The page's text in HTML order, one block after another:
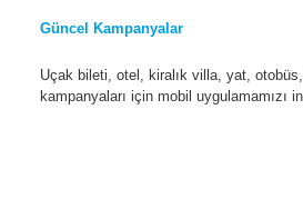
Güncel Kampanyalar
Uçak bileti, otel, kiralık villa, yat,
kampanyaları için mobil uygulamamızı